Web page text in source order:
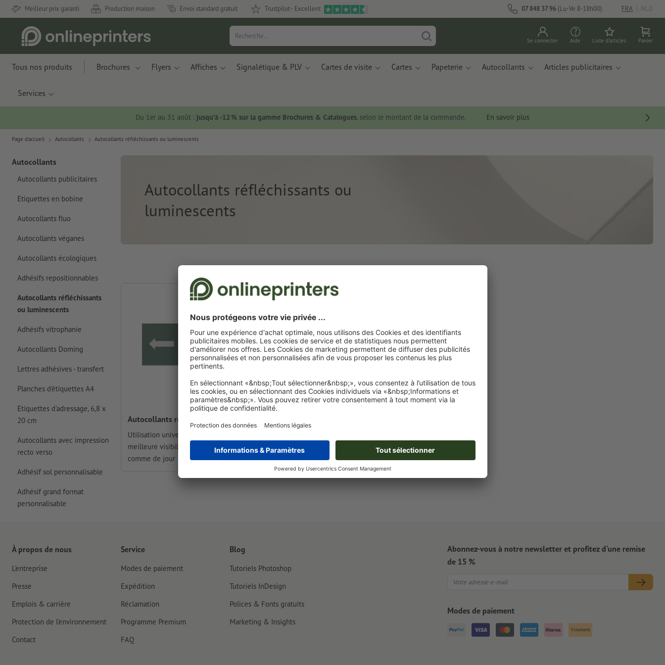
Meilleur prix garanti Production maison Envoi standard gratuit Trustpilot - Excellent 07 848 37 96 (Lu-Ve 8-18h00) FRA | NLD
Se connecter Aide Liste d'articles Panier
Tous nos produits Brochures Flyers Affiches Signalétique & PLV Cartes de visite Cartes Papeterie Autocollants Articles publicitaires
Services
Du 1er au 31 août : jusqu’à -12 % sur la gamme Brochures & Catalogues, selon le montant de la commande. En savoir plus
Page d'accueil Autocollants Autocollants réfléchissants ou luminescents
Autocollants
Autocollants publicitaires
Etiquettes en bobine
Autocollants fluo
Autocollants véganes
Autocollants écologiques
Adhésifs repositionnables
Autocollants réfléchissants
ou luminescents
Adhésifs vitrophanie
Autocollants Doming
Lettres adhésives - transfert
Planches d'étiquettes A4
Etiquettes d'adressage, 6,8 x
20 cm
Autocollants avec impression
recto verso
Adhésif sol personnalisable
Adhésif grand format
personnalisable
Autocollants réfléchissants ou
luminescents
Autocollants réfléchissants
Utilisation universelle pour une
meilleure visibilité – de nuit
comme de jour
Autocollants luminescents
Pour des messages publicitaires
lumineux qui brillent dans le noir
À propos de nous
L'entreprise
Presse
Emplois & carrière
Protection de l'environnement
Contact
Service
Modes de paiement
Expédition
Réclamation
Programme Premium
FAQ
Blog
Tutoriels Photoshop
Tutoriels InDesign
Polices & Fonts gratuits
Marketing & Insights
Abonnez-vous à notre newsletter et profitez d'une remise
de 15 %
Modes de paiement
Virement